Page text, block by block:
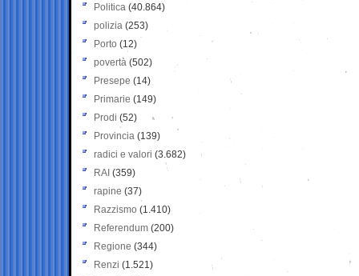
Politica (40.864)
polizia (253)
Porto (12)
povertà (502)
Presepe (14)
Primarie (149)
Prodi (52)
Provincia (139)
radici e valori (3.682)
RAI (359)
rapine (37)
Razzismo (1.410)
Referendum (200)
Regione (344)
Renzi (1.521)